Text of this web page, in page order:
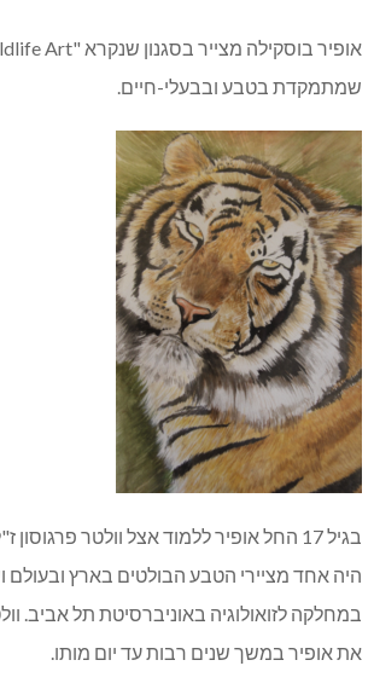
שמתמקדת בטבע ובבעלי-חיים.
בגיל 17 החל אופיר ללמוד אצל וולטר פרגוסון
היה אחד מציירי הטבע הבולטים בארץ ובעולם
במחלקה לזואולוגיה באוניברסיטת תל אביב.
את אופיר במשך שנים רבות עד יום מותו.